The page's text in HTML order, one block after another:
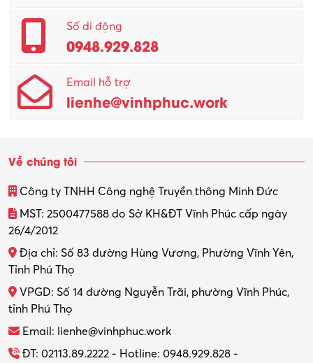
Số di động
0948.929.828
Email hỗ trợ
lienhe@vinhphuc.work
Về chúng tôi
Công ty TNHH Công nghệ Truyền thông Minh Đức
MST: 2500477588 do Sở KH&ĐT Vĩnh Phúc cấp ngày
26/4/2012
Địa chỉ: Số 83 đường Hùng Vương, Phường Vĩnh Yên,
Tỉnh Phú Thọ
VPGD: Số 14 đường Nguyễn Trãi, phường Vĩnh Phúc,
tỉnh Phú Thọ
Email: lienhe@vinhphuc.work
ĐT: 02113.89.2222 - Hotline: 0948.929.828 -